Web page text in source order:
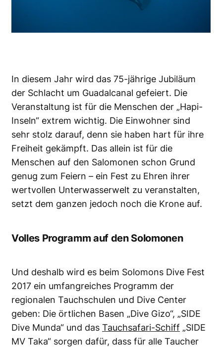
In diesem Jahr wird das 75-jährige Jubiläum
der Schlacht um Guadalcanal gefeiert. Die
Veranstaltung ist für die Menschen der „Hapi-
Inseln“ extrem wichtig. Die Einwohner sind
sehr stolz darauf, denn sie haben hart für ihre
Freiheit gekämpft. Das allein ist für die
Menschen auf den Salomonen schon Grund
genug zum Feiern – ein Fest zu Ehren ihrer
wertvollen Unterwasserwelt zu veranstalten,
setzt dem ganzen jedoch noch die Krone auf.
Volles Programm auf den Solomonen
Und deshalb wird es beim Solomons Dive Fest
2017 ein umfangreiches Programm der
regionalen Tauchschulen und Dive Center
geben: Die örtlichen Basen „Dive Gizo“, „SIDE
Dive Munda“ und das Tauchsafari-Schiff „SIDE
MV Taka“ sorgen dafür, dass für alle Taucher